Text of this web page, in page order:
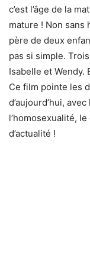
c’est l’âge de la
mature ! Non sans
père de deux
pas si simple.
Isabelle et
Ce film pointe les
d’aujourd’hui,
l’homosexualité,
d’actualité !